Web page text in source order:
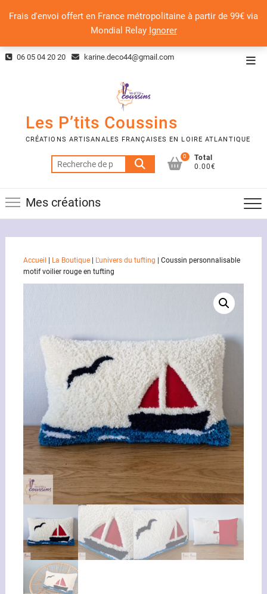
Frais d'envoi offert en France métropolitaine à partir de 99€ via
Mondial Relay Ignorer
Skip 06 05 04 20 20 karine.deco44@gmail.com
Les P’tits Coussins
CRÉATIONS ARTISANALES FRANÇAISES EN LOIRE ATLANTIQUE
Recherche
pour :
0
Total
0.00€
Mes créations
Accueil La Boutique| L'univers du tufting
Coussin personnalisable
motif voilier rouge en tufting